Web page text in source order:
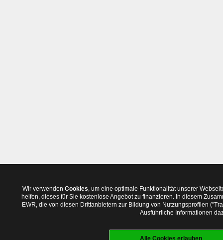
Wir verwenden Cookies, um eine optimale Funktionalität unserer
helfen, dieses für Sie kostenlose Angebot zu finanzieren. In diesem
EWR, die von diesen Drittanbietern zur Bildung von Nutzungsprofilen
Ausführliche Informationen
Alle Cookies erlauben